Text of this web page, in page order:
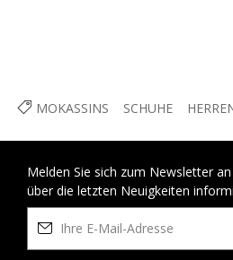
MOKASSINS SCHUHE
Melden Sie sich zum Newsletter
über die letzten Neuigkeiten